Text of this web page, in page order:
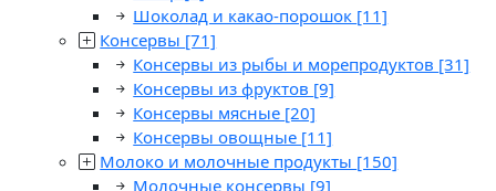
Шоколад и какао-порошок [11]
Консервы [71]
Консервы из рыбы и морепродуктов [31]
Консервы из фруктов [9]
Консервы мясные [20]
Консервы овощные [11]
Молоко и молочные продукты [150]
Молочные консервы [9]